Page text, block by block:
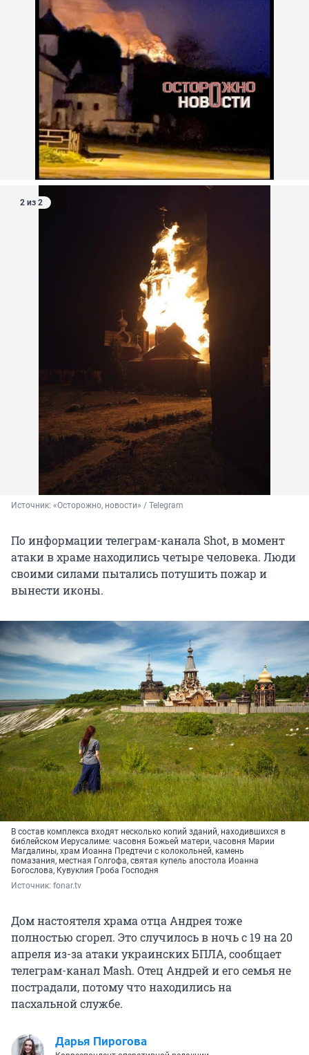
2 из 2
Источник: «Осторожно, новости» / Telegram
По информации телеграм-канала Shot, в момент
атаки в храме находились четыре человека. Люди
своими силами пытались потушить пожар и
вынести иконы.
В состав комплекса входят несколько копий зданий, находившихся в
библейском Иерусалиме: часовня Божьей матери, часовня Марии
Магдалины, храм Иоанна Предтечи с колокольней, камень
помазания, местная Голгофа, святая купель апостола Иоанна
Богослова, Кувуклия Гроба Господня
Источник: fonar.tv
Дом настоятеля храма отца Андрея тоже
полностью сгорел. Это случилось в ночь с 19 на 20
апреля из-за атаки украинских БПЛА, сообщает
телеграм-канал Mash. Отец Андрей и его семья не
пострадали, потому что находились на
пасхальной службе.
Дарья Пирогова